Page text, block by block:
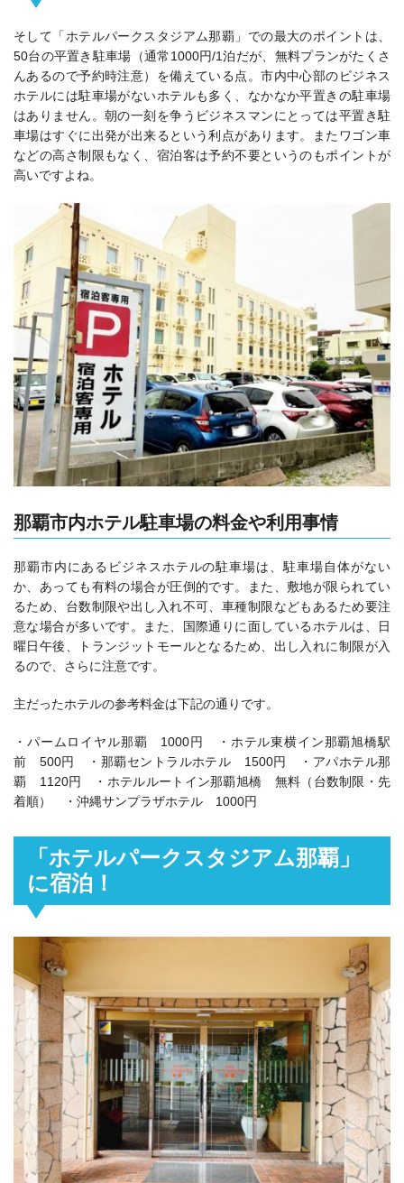
そして「ホテルパークスタジアム那覇」での最大のポイントは、
50台の平置き駐車場（通常1000円/1泊だが、無料プランがたくさ
んあるので予約時注意）を備えている点。市内中心部のビジネス
ホテルには駐車場がないホテルも多く、なかなか平置きの駐車場
はありません。朝の一刻を争うビジネスマンにとっては平置き駐
車場はすぐに出発が出来るという利点があります。またワゴン車
などの高さ制限もなく、 宿泊客は予約不要というのもポイントが
高いですよね。
那覇市内ホテル駐車場の料金や利用事情
那覇市内にあるビジネスホテルの駐車場は、駐車場自体がない
か、あっても有料の場合が圧倒的です。また、敷地が限られてい
るため、台数制限や出し入れ不可、車種制限などもあるため要注
意な場合が多いです。また、国際通りに面しているホテルは、日
曜日午後、トランジットモールとなるため、出し入れに制限が入
るので、さらに注意です。
主だったホテルの参考料金は下記の通りです。
・パームロイヤル那覇 1000円 ・ホテル東横イン那覇旭橋駅
前 500円 ・那覇セントラルホテル 1500円 ・アパホテル那
覇 1120円 ・ホテルルートイン那覇旭橋 無料（台数制限・先
着順） ・沖縄サンプラザホテル 1000円
「ホテルパークスタジアム那覇」
に宿泊！